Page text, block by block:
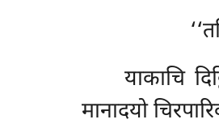
याकाचि
मानादयो